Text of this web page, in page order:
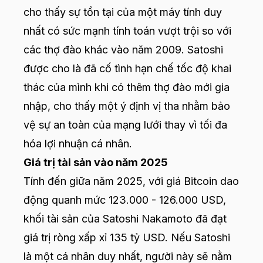
cho thấy sự tồn tại của một máy tính duy
nhất có sức mạnh tính toán vượt trội so với
các thợ đào khác vào năm 2009. Satoshi
được cho là đã cố tình hạn chế tốc độ khai
thác của mình khi có thêm thợ đào mới gia
nhập, cho thấy một ý định vị tha nhằm bảo
vệ sự an toàn của mạng lưới thay vì tối đa
hóa lợi nhuận cá nhân.
Giá trị tài sản vào năm 2025
Tính đến giữa năm 2025, với giá Bitcoin dao
động quanh mức 123.000 - 126.000 USD,
khối tài sản của Satoshi Nakamoto đã đạt
giá trị ròng xấp xỉ 135 tỷ USD. Nếu Satoshi
là một cá nhân duy nhất, người này sẽ nằm